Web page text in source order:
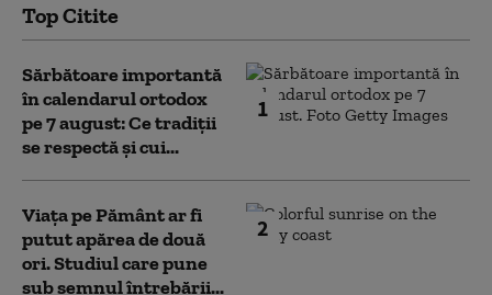
Top Citite
1
Sărbătoare importantă
în calendarul ortodox
pe 7 august: Ce tradiții
se respectă și cui...
2
Viața pe Pământ ar fi
putut apărea de două
ori. Studiul care pune
sub semnul întrebării...